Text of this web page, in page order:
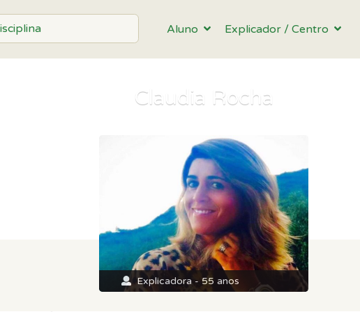
Aluno Explicador / Centro
Claudia Rocha
Explicadora - 55 anos